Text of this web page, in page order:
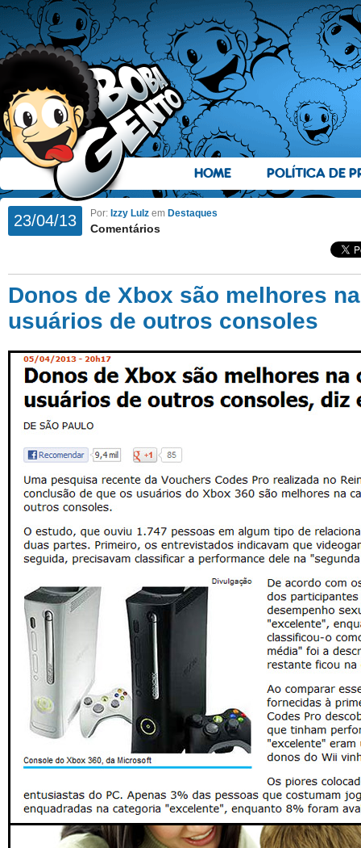
HOME POLÍTICA DE
23/04/13 Por: Izzy Lulz em Destaques
Comentários
Donos de Xbox são melhores
usuários de outros consoles